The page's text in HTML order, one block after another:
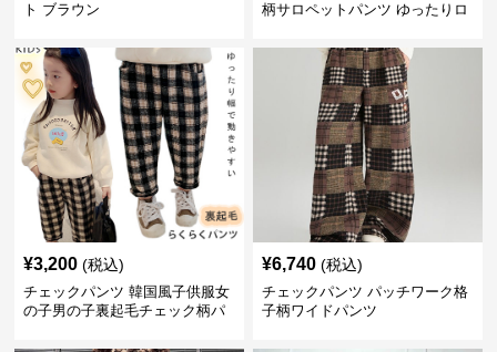
ト ブラウン
柄サロペットパンツ ゆったりロ
¥3,200 (税込)
チェックパンツ 韓国風子供服女
の子男の子裏起毛チェック柄パ
¥6,740 (税込)
チェックパンツ パッチワーク格
子柄ワイドパンツ